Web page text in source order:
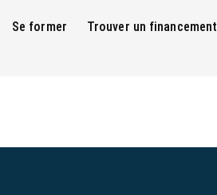
Se former Trouver un financement